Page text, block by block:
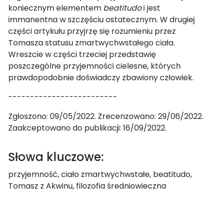
koniecznym elementem beatitudoi jest
immanentna w szczęściu ostatecznym. W drugiej
części artykułu przyjrzę się rozumieniu przez
Tomasza statusu zmartwychwstałego ciała.
Wreszcie w części trzeciej przedstawię
poszczególne przyjemności cielesne, których
prawdopodobnie doświadczy zbawiony człowiek.
-------------------------
Zgłoszono: 09/05/2022. Zrecenzowano: 29/06/2022.
Zaakceptowano do publikacji: 16/09/2022.
Słowa kluczowe:
przyjemność, ciało zmartwychwstałe, beatitudo,
Tomasz z Akwinu, filozofia średniowieczna